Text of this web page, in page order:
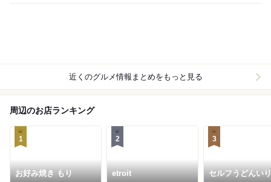
近くのグルメ情報まとめをもっと見る
周辺のお店ランキング
1
お好み焼き もり
2
etroit
3
セルフうどんい